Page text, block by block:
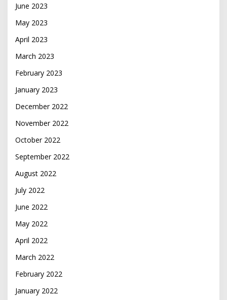
June 2023
May 2023
April 2023
March 2023
February 2023
January 2023
December 2022
November 2022
October 2022
September 2022
August 2022
July 2022
June 2022
May 2022
April 2022
March 2022
February 2022
January 2022